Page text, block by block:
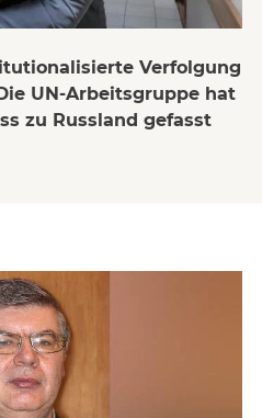
Verfolgung
UN-Arbeitsgruppe hat
zu Russland gefasst